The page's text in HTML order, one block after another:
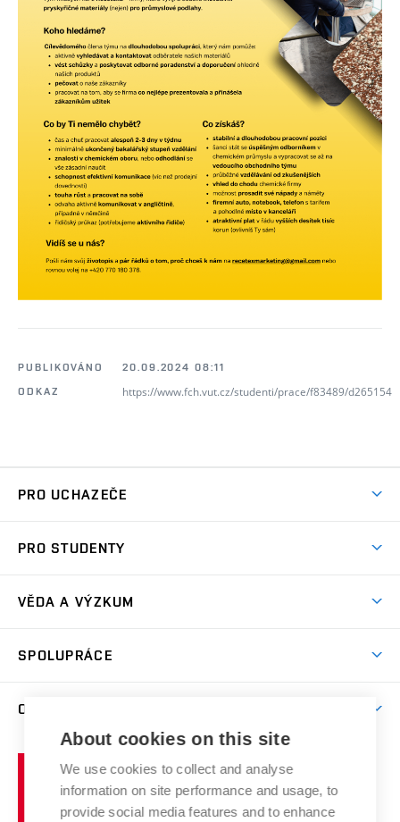
PUBLIKOVÁNO
20.09.2024 08:11
ODKAZ
https://www.fch.vut.cz/studenti/prace/f83489/d265154
PRO UCHAZEČE
Jak se dostat na FCH
Den otevřených dveří
E-přihláška
PRO STUDENTY
Studijní programy
Pro prváky
Knihovna
Studium a stáže v zahraničí
Pracovní nabídky
Den chemie
VĚDA A VÝZKUM
Výzkumné skupiny
Výsledky VaV
Projekty
Úspěchy a ocenění
SPOLUPRÁCE
Fórum Chemistry and Life
Střední školy a FCH
Popularizace vědy
O FAKULTĚ
Organizační struktura
Historie fakulty
Kalendář akcí
Vysoké
učení
technické
About cookies on this site
We use cookies to collect and analyse
information on site performance and usage, to
provide social media features and to enhance